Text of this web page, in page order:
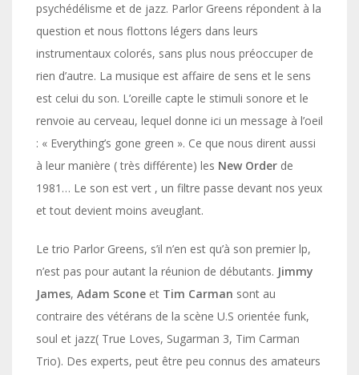
psychédélisme et de jazz. Parlor Greens répondent à la
question et nous flottons légers dans leurs
instrumentaux colorés, sans plus nous préoccuper de
rien d’autre. La musique est affaire de sens et le sens
est celui du son. L’oreille capte le stimuli sonore et le
renvoie au cerveau, lequel donne ici un message à l’oeil
: « Everything’s gone green ». Ce que nous dirent aussi
à leur manière ( très différente) les New Order de
1981… Le son est vert , un filtre passe devant nos yeux
et tout devient moins aveuglant.
Le trio Parlor Greens, s’il n’en est qu’à son premier lp,
n’est pas pour autant la réunion de débutants. Jimmy
James, Adam Scone et Tim Carman sont au
contraire des vétérans de la scène U.S orientée funk,
soul et jazz( True Loves, Sugarman 3, Tim Carman
Trio). Des experts, peut être peu connus des amateurs